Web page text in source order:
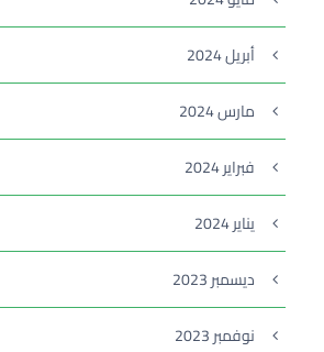
أبريل 2024
مارس 2024
فبراير 2024
يناير 2024
ديسمبر 2023
نوفمبر 2023